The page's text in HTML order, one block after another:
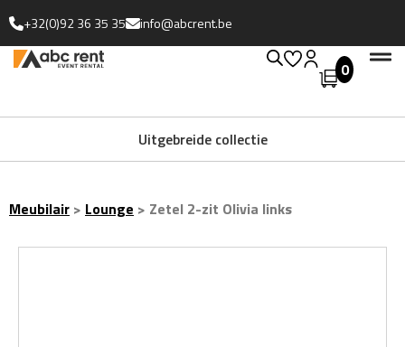
+32(0)92 36 35 35 info@abcrent.be
0
Toegewijd team
Meubilair > Lounge > Zetel 2-zit Olivia links